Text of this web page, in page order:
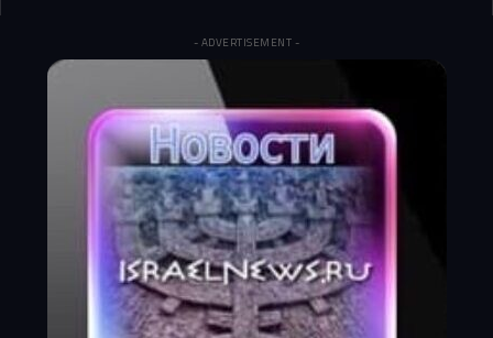
- ADVERTISEMENT -